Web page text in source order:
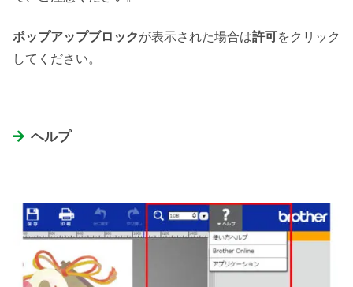
ポップアップブロックが表示された場合は許可をクリック
してください。
ヘルプ